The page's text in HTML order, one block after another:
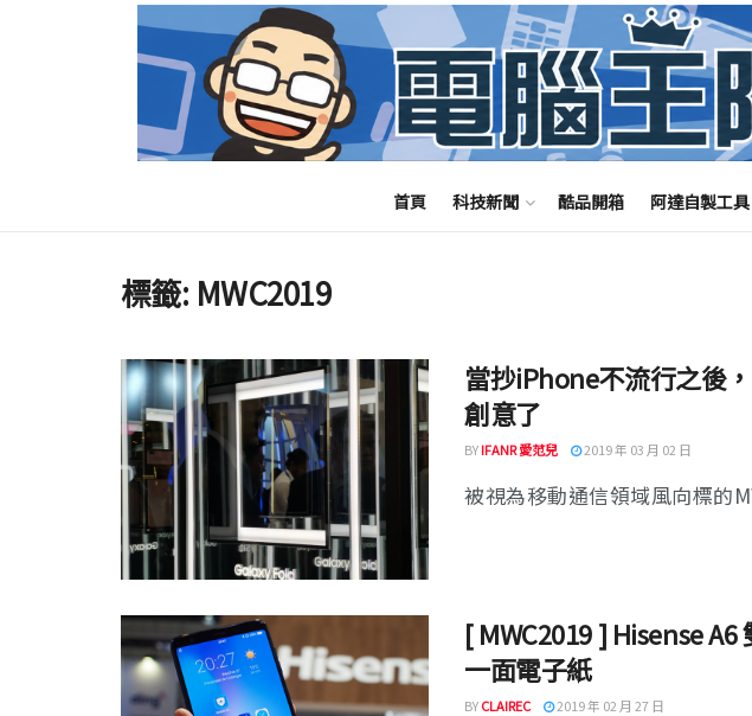
首頁 科技新聞 酷品開箱 阿達自製工具
標籤: MWC2019
當抄iPhone不流行之後
創意了
BYIFANR 愛范兒 2019 年 03 月 02 日
被視為移動通信領域風向標的
[ MWC2019 ] Hisense
一面電子紙
BYCLAIREC 2019 年 02 月 27 日